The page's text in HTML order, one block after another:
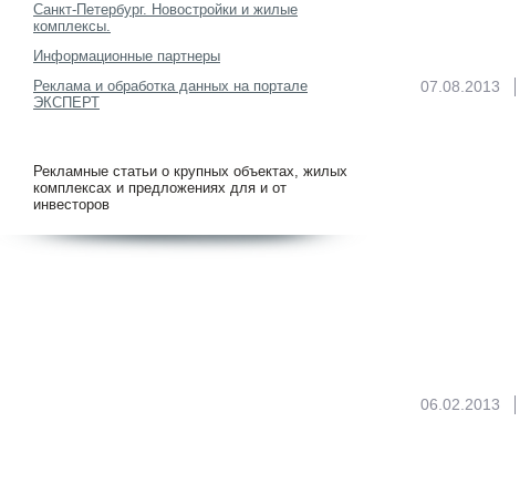
07.08.2013
06.02.2013
Санкт-Петербург. Новостройки и жилые
комплексы.
Информационные партнеры
Реклама и обработка данных на портале
ЭКСПЕРТ
Рекламные статьи о крупных объектах, жилых
комплексах и предложениях для и от
инвесторов